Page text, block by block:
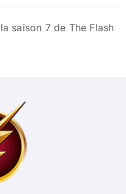
saison 7 de The Flash